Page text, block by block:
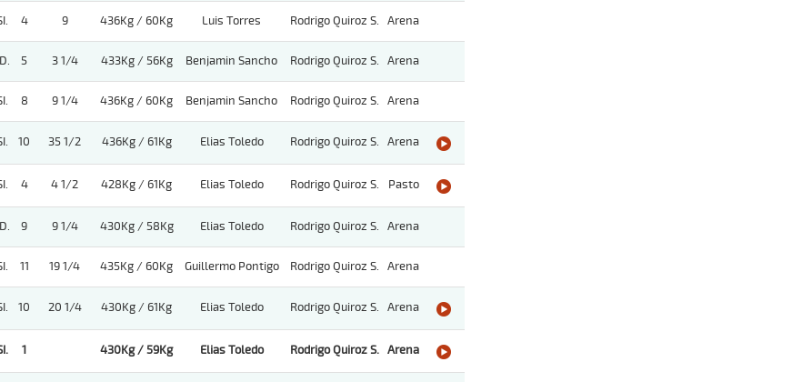
4 9 436Kg / 60Kg Luis Torres Rodrigo Quiroz S. Arena
5 3 1/4 433Kg / 56Kg Benjamin Sancho Rodrigo Quiroz S. Arena
8 9 1/4 436Kg / 60Kg Benjamin Sancho Rodrigo Quiroz S. Arena
10 35 1/2 436Kg / 61Kg Elias Toledo Rodrigo Quiroz S. Arena
4 4 1/2 428Kg / 61Kg Elias Toledo Rodrigo Quiroz S. Pasto
9 9 1/4 430Kg / 58Kg Elias Toledo Rodrigo Quiroz S. Arena
11 19 1/4 435Kg / 60Kg Guillermo Pontigo Rodrigo Quiroz S. Arena
10 20 1/4 430Kg / 61Kg Elias Toledo Rodrigo Quiroz S. Arena
1 430Kg / 59Kg Elias Toledo Rodrigo Quiroz S. Arena